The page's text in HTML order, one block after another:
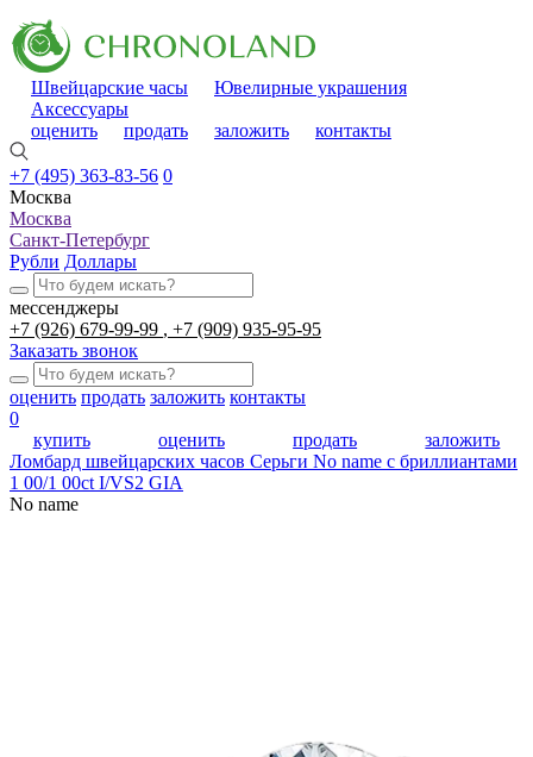
Швейцарские часы
Ювелирные украшения
Аксессуары
оценить
продать заложить контакты
+7 (495) 363-83-56 0
Москва
Москва
Санкт-Петербург
Рубли Доллары
мессенджеры
+7 (926) 679-99-99
+7 (909) 935-95-95
Заказать звонок
оценить продать заложить контакты
0
купить
оценить продать
заложить
Ломбард швейцарских часов Серьги No name с бриллиантами
1 00/1 00ct I/VS2 GIA
No name